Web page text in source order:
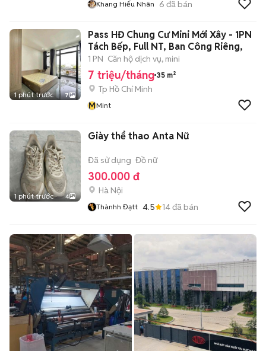
Khang Hiếu Nhân 6 đã bán
1 phút trước 7
Pass HĐ Chung Cư Mini Mới Xây - 1PN
Tách Bếp, Full NT, Ban Công Riêng,
1 PN Căn hộ dịch vụ, mini
7 triệu/tháng 35 m²
Tp Hồ Chí Minh
MMint
1 phút trước 4
Giày thể thao Anta Nữ
Đã sử dụng Đồ nữ
300.000 đ
Hà Nội
Thànhh Đạtt 4.5 14đã bán